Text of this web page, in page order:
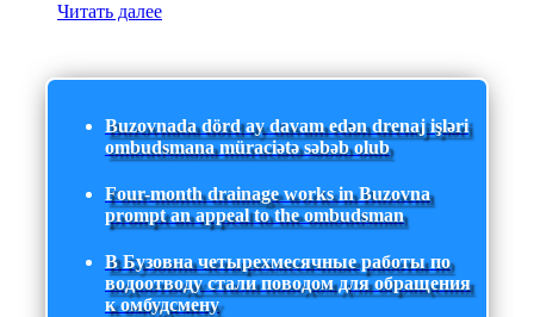
Читать далее
Buzovnada dörd ay davam edən drenaj işləri
ombudsmana müraciətə səbəb olub
Four-month drainage works in Buzovna
prompt an appeal to the ombudsman
В Бузовна четырехмесячные работы по
водоотводу стали поводом для обращения
к омбудсмену